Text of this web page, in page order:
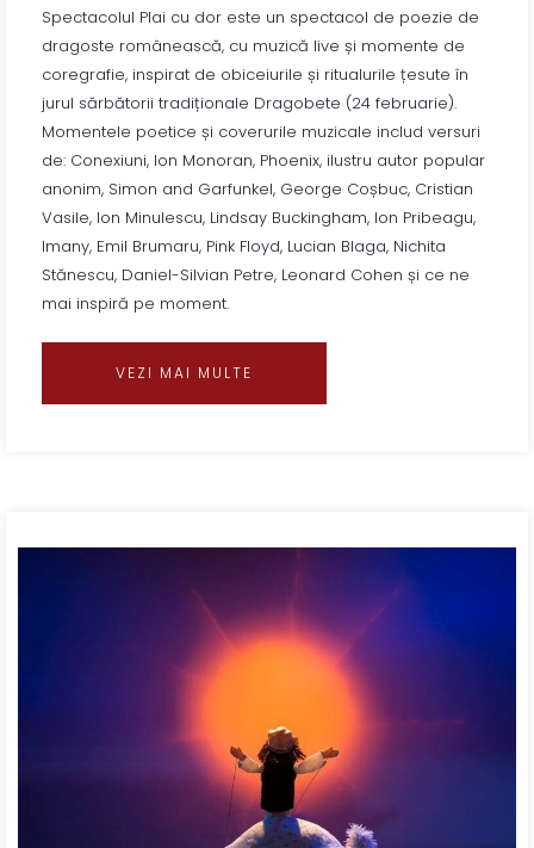
Spectacolul Plai cu dor este un spectacol de poezie de
dragoste românească, cu muzică live și momente de
coregrafie, inspirat de obiceiurile și ritualurile țesute în
jurul sărbătorii tradiționale Dragobete (24 februarie).
Momentele poetice și coverurile muzicale includ versuri
de: Conexiuni, Ion Monoran, Phoenix, ilustru autor popular
anonim, Simon and Garfunkel, George Coșbuc, Cristian
Vasile, Ion Minulescu, Lindsay Buckingham, Ion Pribeagu,
Imany, Emil Brumaru, Pink Floyd, Lucian Blaga, Nichita
Stănescu, Daniel-Silvian Petre, Leonard Cohen și ce ne
mai inspiră pe moment.
VEZI MAI MULTE